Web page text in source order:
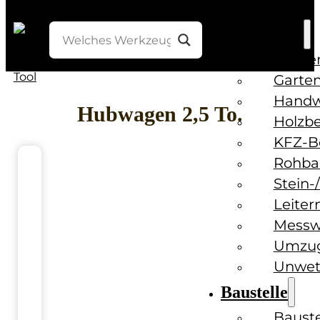
KFZ-
Baustelle
Hubwagen 2,5 To.